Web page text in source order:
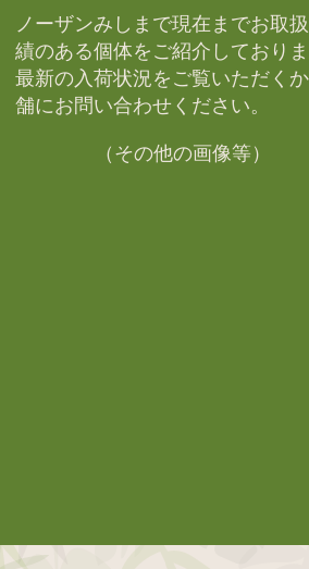
ノーザンみしまで現在までお取
績のある個体をご紹介しておりま
最新の入荷状況をご覧いただく
舗にお問い合わせください。​
（その他の画像等）